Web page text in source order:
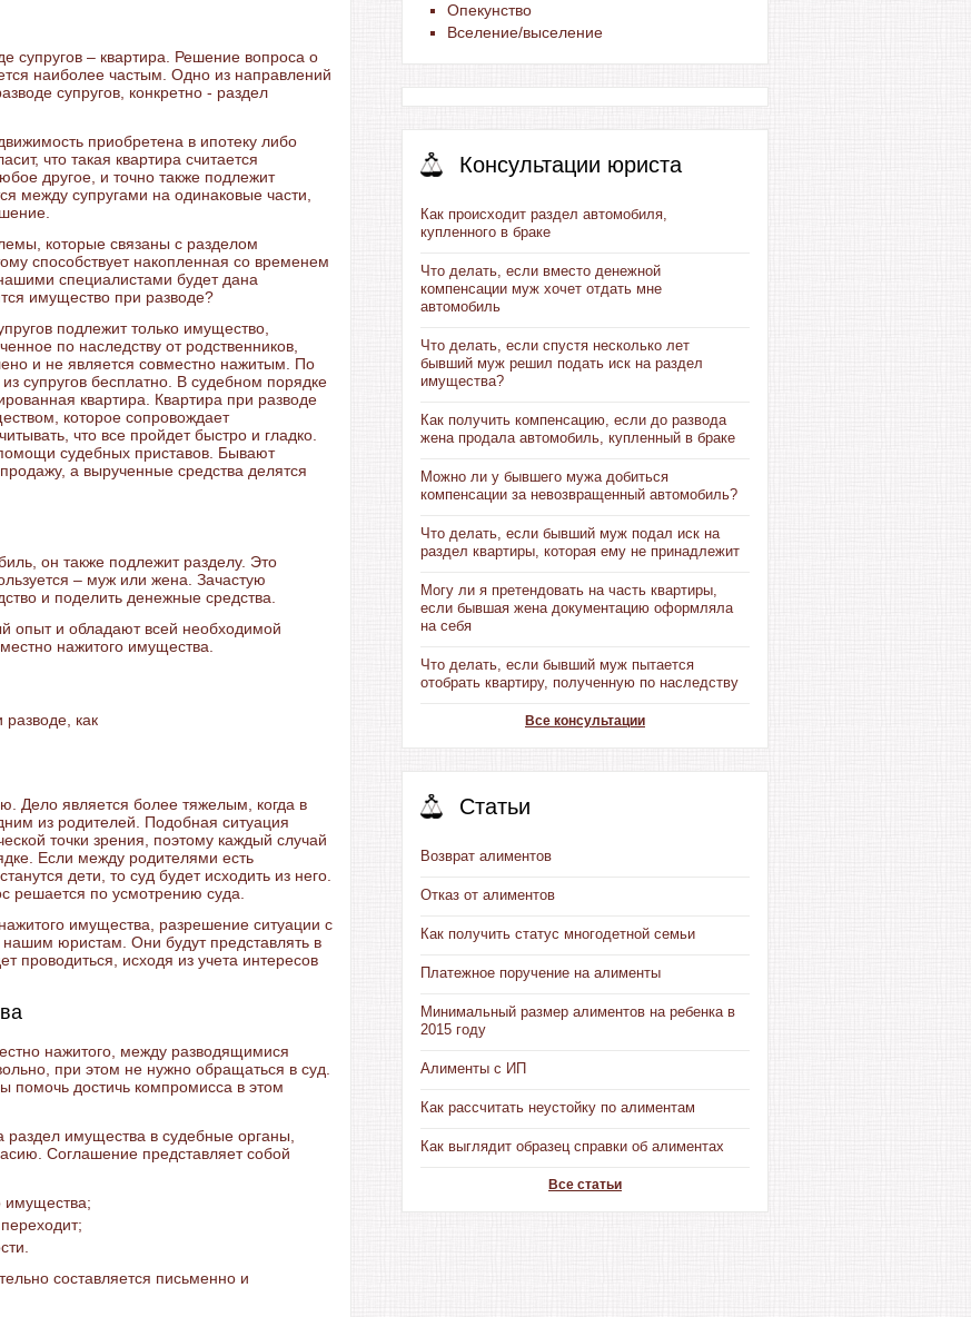
супругов – квартира. Решение вопроса о
наиболее частым. Одно из направлений
супругов, конкретно - раздел
приобретена в ипотеку либо
что такая квартира считается
другое, и точно также подлежит
между супругами на одинаковые части,
которые связаны с разделом
способствует накопленная со временем
специалистами будет дана
имущество при разводе?
подлежит только имущество,
по наследству от родственников,
и не является совместно нажитым. По
супругов бесплатно. В судебном порядке
квартира. Квартира при разводе
которое сопровождает
что все пройдет быстро и гладко.
судебных приставов. Бывают
а вырученные средства делятся
он также подлежит разделу. Это
– муж или жена. Зачастую
и поделить денежные средства.
опыт и обладают всей необходимой
нажитого имущества.
как
Дело является более тяжелым, когда в
из родителей. Подобная ситуация
точки зрения, поэтому каждый случай
Если между родителями есть
дети, то суд будет исходить из него.
решается по усмотрению суда.
имущества, разрешение ситуации с
юристам. Они будут представлять в
проводиться, исходя из учета интересов
нажитого, между разводящимися
при этом не нужно обращаться в суд.
помочь достичь компромисса в этом
имущества в судебные органы,
Соглашение представляет собой
имущества;
составляется письменно и
Опекунство
Вселение/выселение
Консультации юриста
Как происходит раздел автомобиля,
купленного в браке
Что делать, если вместо денежной
компенсации муж хочет отдать мне
автомобиль
Что делать, если спустя несколько лет
бывший муж решил подать иск на раздел
имущества?
Как получить компенсацию, если до развода
жена продала автомобиль, купленный в браке
Можно ли у бывшего мужа добиться
компенсации за невозвращенный автомобиль?
Что делать, если бывший муж подал иск на
раздел квартиры, которая ему не принадлежит
Могу ли я претендовать на часть квартиры,
если бывшая жена документацию оформляла
на себя
Что делать, если бывший муж пытается
отобрать квартиру, полученную по наследству
Все консультации
Статьи
Возврат алиментов
Отказ от алиментов
Как получить статус многодетной семьи
Платежное поручение на алименты
Минимальный размер алиментов на ребенка в
2015 году
Алименты с ИП
Как рассчитать неустойку по алиментам
Как выглядит образец справки об алиментах
Все статьи